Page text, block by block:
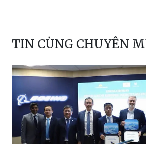
TIN CÙNG CHUYÊN